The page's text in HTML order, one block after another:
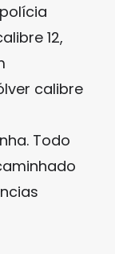
12,
calibre
Todo